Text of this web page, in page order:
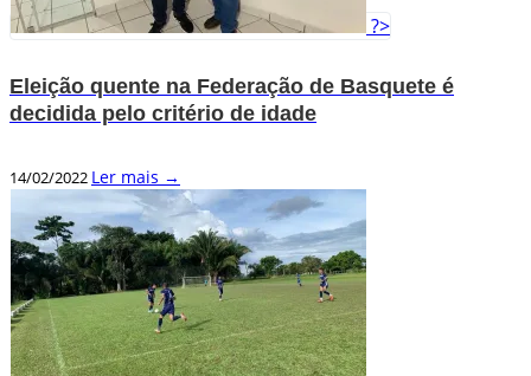
?>
Eleição quente na Federação de Basquete é
decidida pelo critério de idade
14/02/2022 Ler mais →